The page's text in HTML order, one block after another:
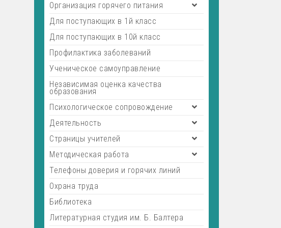
Организация горячего питания
Для поступающих в 1й класс
Для поступающих в 10й класс
Профилактика заболеваний
Ученическое самоуправление
Независимая оценка качества
образования
Психологическое сопровождение
Деятельность
Страницы учителей
Методическая работа
Телефоны доверия и горячих линий
Охрана труда
Библиотека
Литературная студия им. Б. Балтера